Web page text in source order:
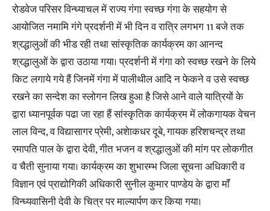
रोडवेज परिसर विन्ध्याचल में राज्य गंगा स्वच्छ गंगा के सहयोग से
आयोजित नमामि गंगे प्रदर्शनी में भी दिन व रात्रि लगभग 11 बजे तक
श्रद्धालुओं की भीड रही तथा सांस्कृतिक कार्यक्रम का आनन्द
श्रद्धालुओं के द्वारा उठाया गया। प्रदर्शनी में गंगा को स्वच्छ रखने के लिये
किट लगाये गये हैं जिनमें गंगा में पालीथील आदि न फेकने व उसे स्वच्छ
रखने का सन्देश का स्लोगन लिख हुआ है जिसे आने वाले यात्रियों के
द्वारा ध्यानपूर्वक पढा जा रहा हैं सांस्कृतिक कार्यक्रम में लोकगायक वेचन
लाल विन्द, व विद्यासागर प्रेमी, अशेाकधर दूबे, गायक हरिशचन्द्र तथा
रमापति पाल के द्वारा देवी, गीत भजन व श्रद्धालुओं की मांग पर लोकगीत
व चैती सुनाया गया। कार्यक्रम का शुभारम्भ जिला सूचना अधिकारी व
विज्ञान एवं प्राद्योगिकी अधिकारी सुनील कुमार पाण्डेय के द्वारा माॅं
विन्ध्यवासिनी देवी के चित्र पर माल्यार्पण कर किया गया।